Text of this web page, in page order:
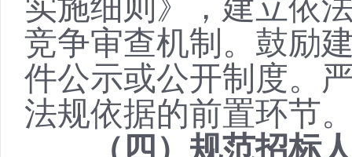
实施细则》，建立依
竞争审查机制。鼓励
件公示或公开制度。
法规依据的前置环节
（四）规范招标